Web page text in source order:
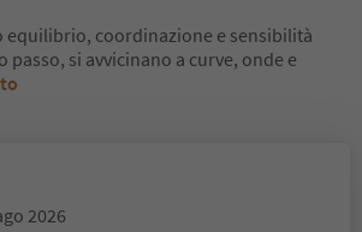
equilibrio, coordinazione e sensibilità
passo, si avvicinano a curve, onde e
2026